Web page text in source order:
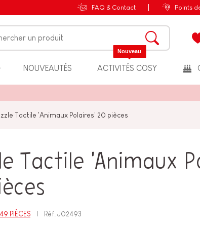
FAQ & Contact Points
NOUVEAUTÉS ACTIVITÉS COSY
Nouveau
Tactile 'Animaux Polaires' 20 pièces
Tactile 'Animaux
PIÈCES Réf.J02493